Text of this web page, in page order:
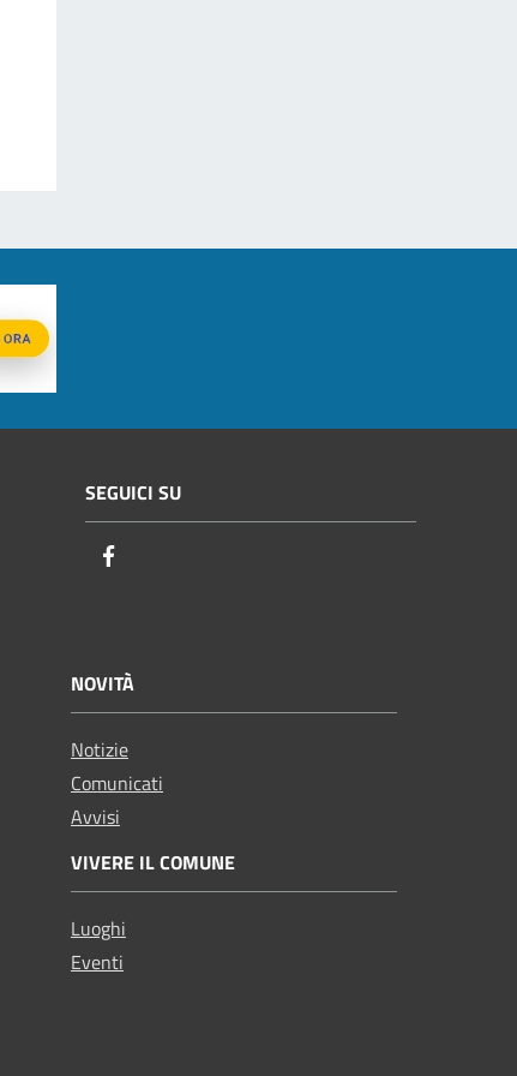
SEGUICI SU
NOVITÀ
Notizie
Comunicati
Avvisi
VIVERE IL COMUNE
Luoghi
Eventi